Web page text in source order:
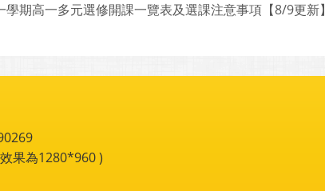
學期高一多元選修開課一覽表及選課注意事項【8/9更新】
果為1280*960 )